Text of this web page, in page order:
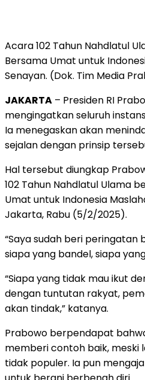
Acara 102 Tahun Nahdlatul
Bersama Umat untuk
Senayan. (Dok. Tim Media
JAKARTA – Presiden RI
mengingatkan seluruh
Ia menegaskan akan
sejalan dengan prinsip
Hal tersebut diungkap
102 Tahun Nahdlatul Ulama
Umat untuk Indonesia
Jakarta, Rabu (5/2/2025).
“Saya sudah beri peringatan
siapa yang bandel, siapa
“Siapa yang tidak mau ikut
dengan tuntutan rakyat,
akan tindak,” katanya.
Prabowo berpendapat
memberi contoh baik, meski
tidak populer. Ia pun